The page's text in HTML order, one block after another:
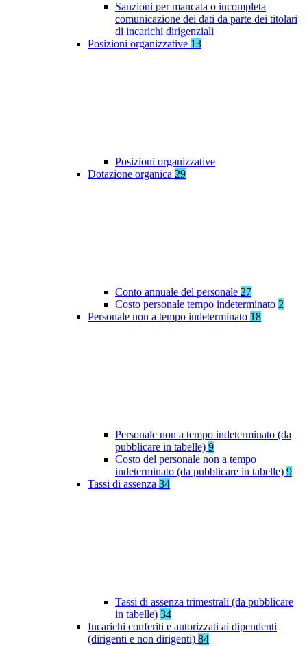
Sanzioni per mancata o incompleta
comunicazione dei dati da parte dei titolari
di incarichi dirigenziali
Posizioni organizzative 13
Posizioni organizzative
Dotazione organica 29
Conto annuale del personale 27
Costo personale tempo indeterminato 2
Personale non a tempo indeterminato 18
Personale non a tempo indeterminato (da
pubblicare in tabelle) 9
Costo del personale non a tempo
indeterminato (da pubblicare in tabelle) 9
Tassi di assenza 34
Tassi di assenza trimestrali (da pubblicare
in tabelle) 34
Incarichi conferiti e autorizzati ai dipendenti
(dirigenti e non dirigenti) 84